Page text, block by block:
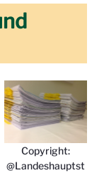
Copyright:
@Landeshauptst